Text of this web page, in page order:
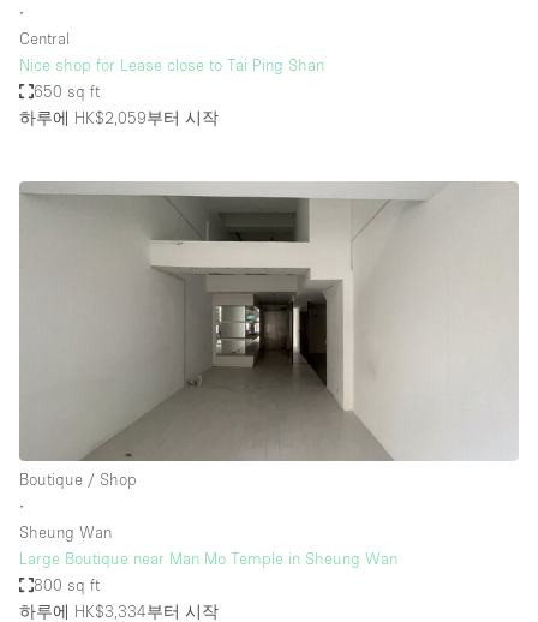
∙
Central
Nice shop for Lease close to Tai Ping Shan
650 sq ft
하루에 HK$2,059부터 시작
Boutique / Shop
∙
Sheung Wan
Large Boutique near Man Mo Temple in Sheung Wan
800 sq ft
하루에 HK$3,334부터 시작